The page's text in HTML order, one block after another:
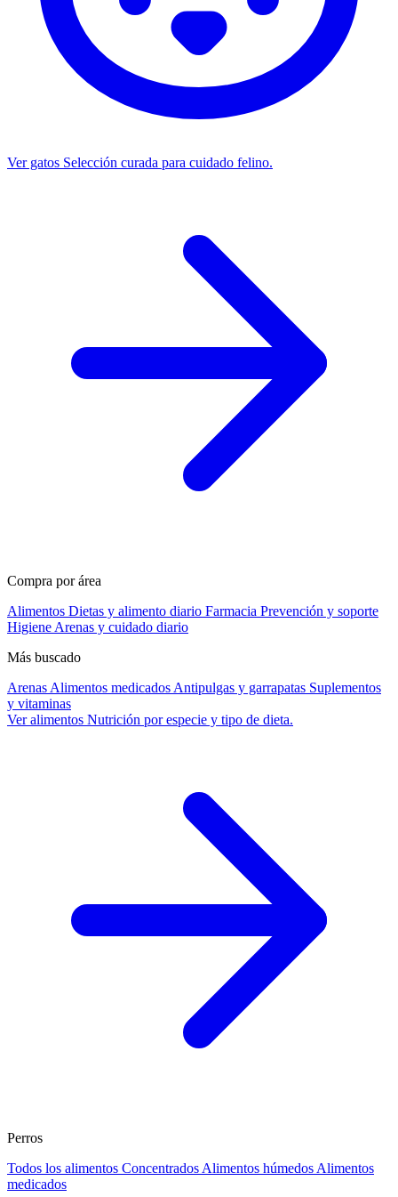
Ver gatos Selección curada para cuidado felino.
Compra por área
Alimentos Dietas y alimento diario Farmacia Prevención y soporte
Higiene Arenas y cuidado diario
Más buscado
Arenas Alimentos medicados Antipulgas y garrapatas Suplementos
y vitaminas
Ver alimentos Nutrición por especie y tipo de dieta.
Perros
Todos los alimentos Concentrados Alimentos húmedos Alimentos
medicados